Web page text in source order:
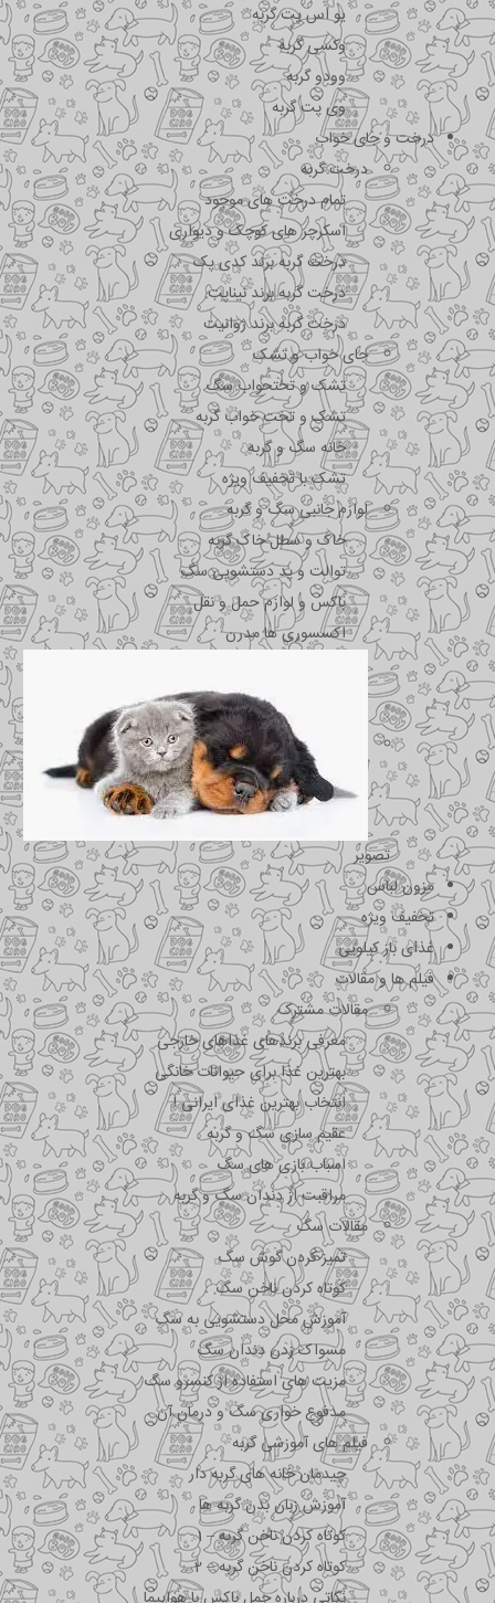
یو اس پت گربه
وکسی گربه
وودو گربه
وی پت گربه
درخت و جای خواب
درخت گربه
تمام درخت های موجود
اسکرچر های کوچک و دیواری
درخت گربه برند کدی پک
درخت گربه برند نیناپت
درخت گربه برند ژوانیت
جای خواب و تشک
تشک و تختحواب سگ
تشک و تخت خواب گربه
خانه سگ و گربه
تشک با تخفیف ویژه
لوازم جانبی سگ و گربه
خاک و سطل خاک گربه
توالت و پد دستشویی سگ
باکس و لوازم حمل و نقل
اکسسوری ها مدرن
تصویر
مزون لباس
تخفیف ویژه
غذای باز کیلویی
فیلم ها و مقالات
مقالات مشترک
معرفی برندهای غذاهای خارجی
بهترین غذا برای حیوانات خانگی
انتخاب بهترین غذای ایرانی !
عقیم سازی سگ و گربه
اسباب بازی های سگ
مراقبت از دندان سگ و گربه
مقالات سگ
تمیز کردن گوش سگ
کوتاه کردن ناخن سگ
آموزش محل دستشویی به سگ
مسواک زدن دندان سگ
مزیت های استفاده از کنسرو سگ
مدفوع خواری سگ و درمان آن
فیلم های آموزشی گربه
چیدمان خانه های گربه دار
آموزش زبان بدن گربه ها
کوتاه کردن ناخن گربه – 1
کوتاه کردن ناخن گربه – 2